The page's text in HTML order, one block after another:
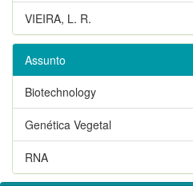
VIEIRA, L. R.
Assunto
Biotechnology
Genética Vegetal
RNA